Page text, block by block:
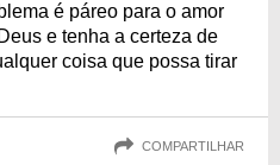
é páreo para o amor
e tenha a certeza de
coisa que possa tirar
COMPARTILHAR